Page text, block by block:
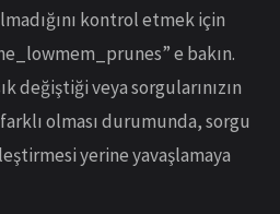
kontrol etmek için
e bakın.
değiştiği veya sorgularınızın
olması durumunda, sorgu
yerine yavaşlamaya